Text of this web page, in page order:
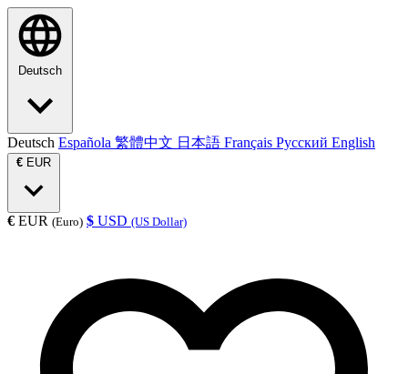
Deutsch
Deutsch Española 繁體中文 日本語 Français Русский English
€ EUR
€ EUR (Euro) $ USD (US Dollar)